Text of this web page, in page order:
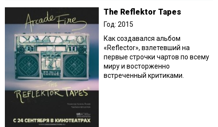
The Reflektor Tapes
Год: 2015
Как создавался альбом
«Reflector», взлетевший на
первые строчки чартов по всему
миру и восторженно
встреченный критиками.